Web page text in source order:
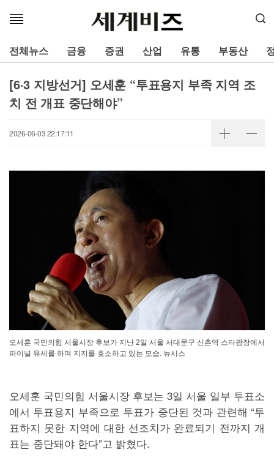
메
열
기
전체뉴스 금융 증권 산업 유통 부동산
[6·3 지방선거] 오세훈 “투표용지 부족 지역 조
치 전 개표 중단해야”
2026-06-03 22:17:11
오세훈 국민의힘 서울시장 후보가 지난 2일 서울 서대문구 신촌역 스타광장에서
파이널 유세를 하며 지지를 호소하고 있는 모습. 뉴시스
오세훈 국민의힘 서울시장 후보는 3일 서울 일부 투표소
에서 투표용지 부족으로 투표가 중단된 것과 관련해 “투
표하지 못한 지역에 대한 선조치가 완료되기 전까지 개
표는 중단돼야 한다”고 밝혔다.